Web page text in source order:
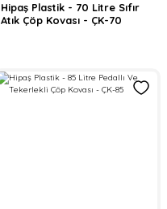
Hipaş Plastik - 70 Litre Sıfır
Atık Çöp Kovası - ÇK-70